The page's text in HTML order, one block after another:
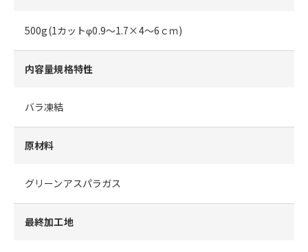
500g(1カットφ0.9～1.7×4～6ｃｍ)
内容量規格特性
バラ凍結
原材料
グリーンアスパラガス
最終加工地